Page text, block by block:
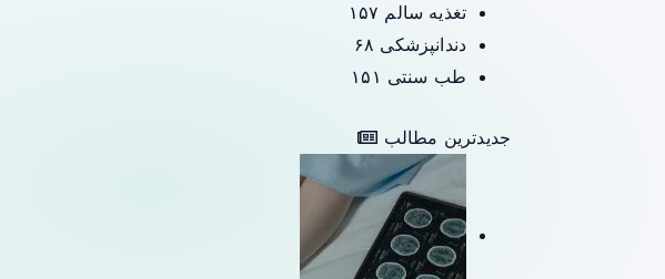
تغذیه سالم ۱۵۷
دندانپزشکی ۶۸
طب سنتی ۱۵۱
جدیدترین مطالب